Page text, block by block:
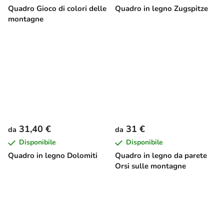
Quadro Gioco di colori delle
montagne
Quadro in legno Zugspitze
Quadro in legno Dolomiti
da 31,40 €
Disponibile
Quadro in legno da parete
Orsi sulle montagne
da 31 €
Disponibile